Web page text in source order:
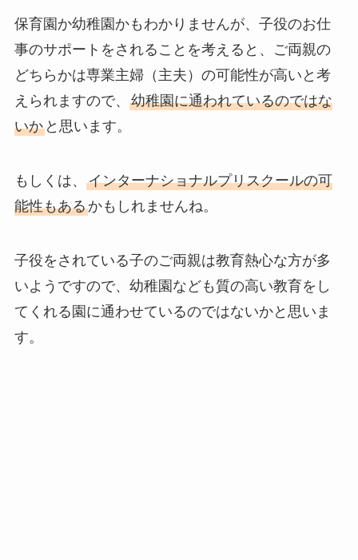
保育園か幼稚園かもわかりませんが、子役のお仕
事のサポートをされることを考えると、ご両親の
どちらかは専業主婦（主夫）の可能性が高いと考
えられますので、 幼稚園に通われているのではな
いかと思います。
もしくは、 インターナショナルプリスクールの可
能性もあるかもしれませんね。
子役をされている子のご両親は教育熱心な方が多
いようですので、幼稚園なども質の高い教育をし
てくれる園に通わせているのではないかと思いま
す。